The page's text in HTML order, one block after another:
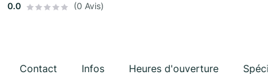
0.0
(0 Avis)
Contact Infos Heures d'ouverture